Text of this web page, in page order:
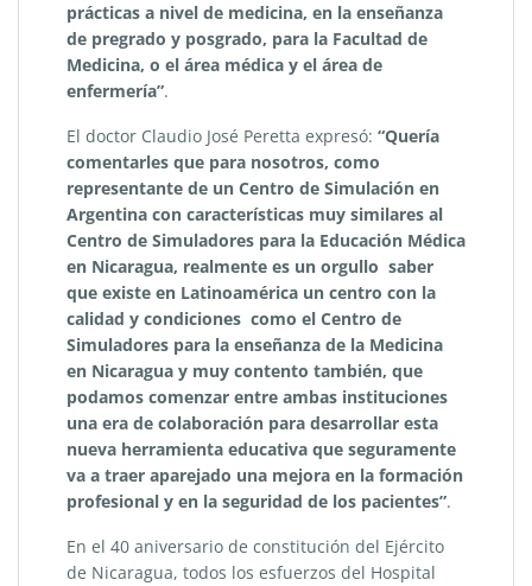
prácticas a nivel de medicina, en la enseñanza
de pregrado y posgrado, para la Facultad de
Medicina, o el área médica y el área de
enfermería”.
El doctor Claudio José Peretta expresó: “Quería
comentarles que para nosotros, como
representante de un Centro de Simulación en
Argentina con características muy similares al
Centro de Simuladores para la Educación Médica
en Nicaragua, realmente es un orgullo saber
que existe en Latinoamérica un centro con la
calidad y condiciones como el Centro de
Simuladores para la enseñanza de la Medicina
en Nicaragua y muy contento también, que
podamos comenzar entre ambas instituciones
una era de colaboración para desarrollar esta
nueva herramienta educativa que seguramente
va a traer aparejado una mejora en la formación
profesional y en la seguridad de los pacientes”.
En el 40 aniversario de constitución del Ejército
de Nicaragua, todos los esfuerzos del Hospital